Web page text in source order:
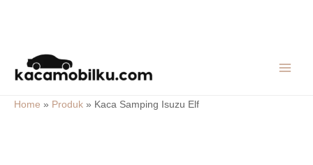
content
Home » Produk » Kaca Samping Isuzu Elf